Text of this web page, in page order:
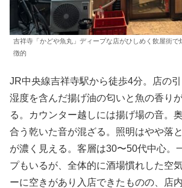
吉祥寺「かどや魚丸」ディープな店がひしめく飲屋街で
徴的
JR中央線吉祥寺駅から徒歩4分。店の引
湿度を含んだ揚げ油の匂いと魚の香り
る。カウンター越しには揚げ場の音。
合う乾いた音が混ざる。照明はやや落
が濃く見える。客層は30〜50代中心。
プもいるが、全体的に酒場慣れした空
ーに空きがあり入店できたものの、店